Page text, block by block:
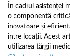
În cadrul asistenței
o componentă
inovatoare și
între locații. Acest
utilizarea tărgii